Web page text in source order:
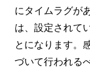
にタイムラグが
は、設定されて
とになります。
づいて行われる